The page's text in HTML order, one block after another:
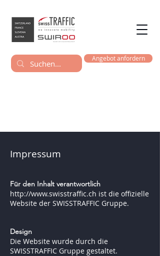
Angebot anfordern
Impressum
Für den Inhalt verantwortlich
http://www.swisstraffic.ch ist die offizielle
Website der SWISSTRAFFIC Gruppe.
Design
Die Website wurde durch die
SWISSTRAFFIC Gruppe gestaltet.